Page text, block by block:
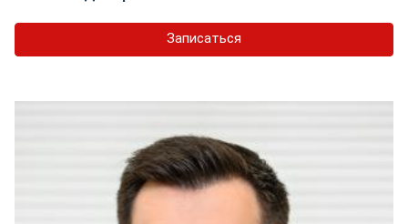
Записаться